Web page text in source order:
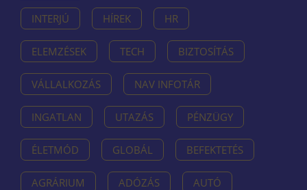
INTERJÚ HÍREK HR
ELEMZÉSEK TECH BIZTOSÍTÁS
VÁLLALKOZÁS NAV INFOTÁR
INGATLAN UTAZÁS PÉNZÜGY
ÉLETMÓD GLOBÁL BEFEKTETÉS
AGRÁRIUM ADÓZÁS AUTÓ